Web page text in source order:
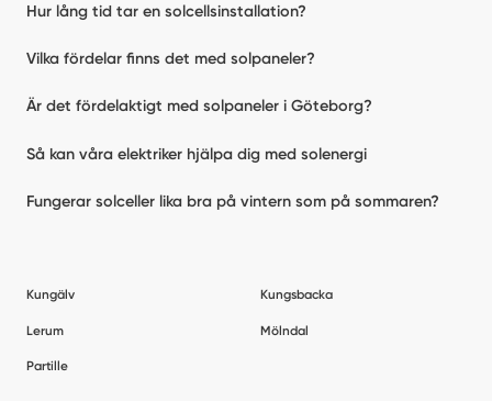
Hur lång tid tar en solcellsinstallation?
Vilka fördelar finns det med solpaneler?
Är det fördelaktigt med solpaneler i Göteborg?
Så kan våra elektriker hjälpa dig med solenergi
Fungerar solceller lika bra på vintern som på sommaren?
Kungälv Kungsbacka
Lerum Mölndal
Partille